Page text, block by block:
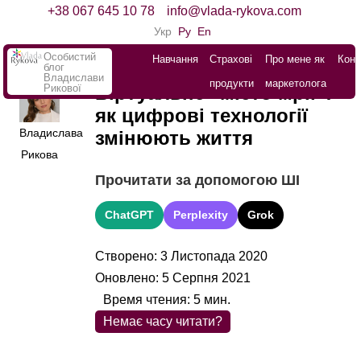
+38 067 645 10 78 info@vlada-rykova.com
Укр Ру En
Особистий
блог
Владислави
Рикової
Навчання
Страхові
продукти
Про мене як
маркетолога
Владислава
Рикова
Віртуальне “місто мрії”:
як цифрові технології
змінюють життя
Прочитати за допомогою ШІ
ChatGPT Perplexity Grok
Створено: 3 Листопада 2020
Оновлено: 5 Серпня 2021
Немає часу читати?
Время чтения:5 мин.